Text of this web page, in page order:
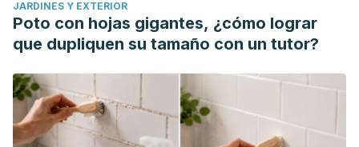
JARDINES Y EXTERIOR
Poto con hojas gigantes, ¿cómo lograr
que dupliquen su tamaño con un tutor?